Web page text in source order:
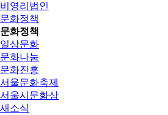
비영리법인
문화정책
문화정책
일상문화
문화나눔
문화진흥
서울문화축제
서울시문화상
새소식